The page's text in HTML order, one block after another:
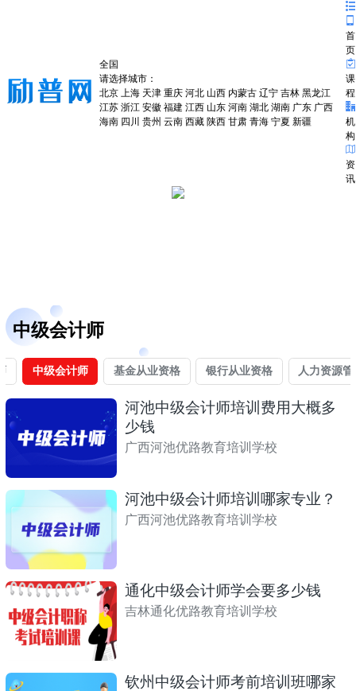
全国
请选择城市：
北京 上海 天津 重庆 河北 山西 内蒙古 辽宁 吉林 黑龙江
江苏 浙江 安徽 福建 江西 山东 河南 湖北 湖南 广东 广西
海南 四川 贵州 云南 西藏 陕西 甘肃 青海 宁夏 新疆
首
页
课
程
机
构
资
讯
中级会计师
中级会计师 基金从业资格 银行从业资格 人力资源
河池中级会计师培训费用大概多
少钱
广西河池优路教育培训学校
河池中级会计师培训哪家专业？
广西河池优路教育培训学校
通化中级会计师学会要多少钱
吉林通化优路教育培训学校
钦州中级会计师考前培训班哪家